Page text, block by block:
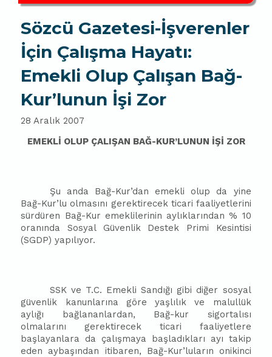
Sözcü Gazetesi-İşverenler
İçin Çalışma Hayatı:
Emekli Olup Çalışan Bağ-
Kur’lunun İşi Zor
28 Aralık 2007
EMEKLİ OLUP ÇALIŞAN BAĞ-KUR’LUNUN İŞİ ZOR
Şu anda Bağ-Kur’dan emekli olup da yine
Bağ-Kur’lu olmasını gerektirecek ticari faaliyetlerini
sürdüren Bağ-Kur emeklilerinin aylıklarından % 10
oranında Sosyal Güvenlik Destek Primi Kesintisi
(SGDP) yapılıyor.
SSK ve T.C. Emekli Sandığı gibi diğer sosyal
güvenlik kanunlarına göre yaşlılık ve malullük
aylığı bağlananlardan, Bağ-kur sigortalısı
olmalarını gerektirecek ticari faaliyetlere
başlayanlara da çalışmaya başladıkları ayı takip
eden aybaşından itibaren, Bağ-Kur’luların onikinci